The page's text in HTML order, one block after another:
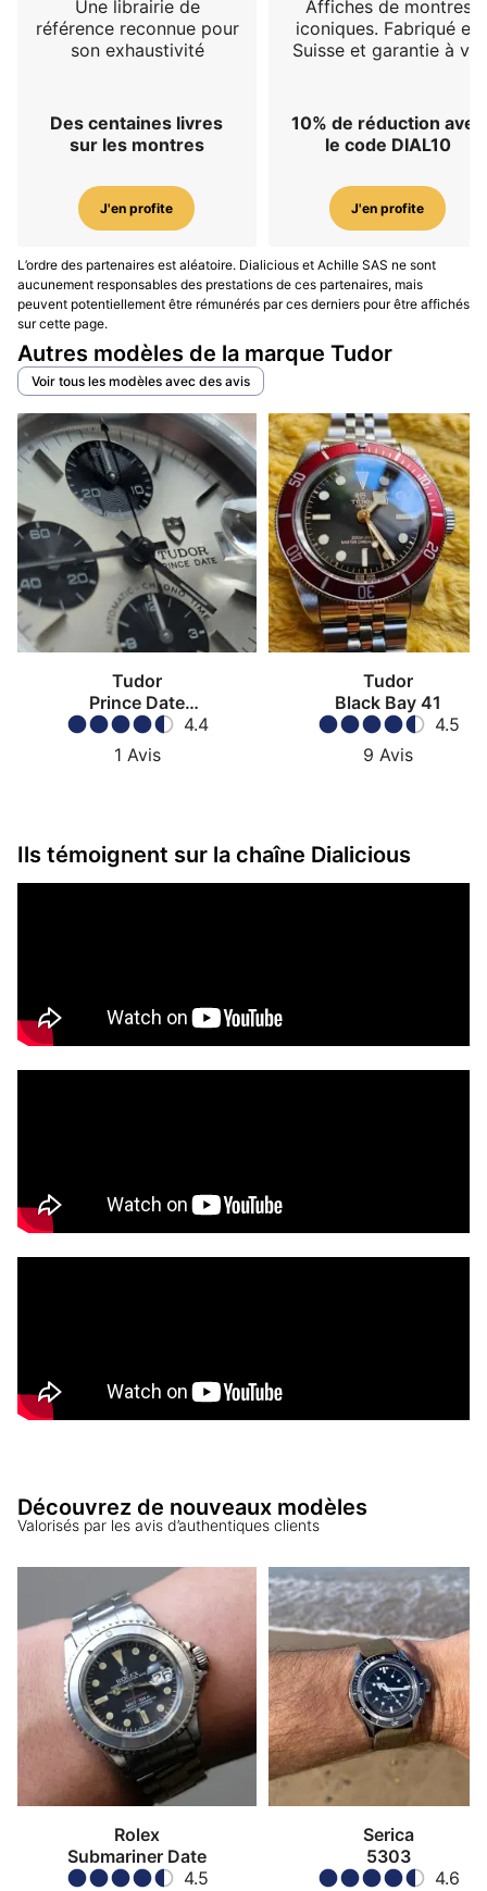
Une librairie de
référence reconnue pour
son exhaustivité
Des centaines livres
sur les montres
J'en profite
Affiches de montres
iconiques. Fabriqué en
Suisse et garantie à vie
10% de réduction avec
le code DIAL10
J'en profite
L’ordre des partenaires est aléatoire. Dialicious et Achille SAS ne sont
aucunement responsables des prestations de ces partenaires, mais
peuvent potentiellement être rémunérés par ces derniers pour être affichés
sur cette page.
Autres modèles de la marque Tudor
Voir tous les modèles avec des avis
Tudor
Prince Date
Chronograph4.4
1 Avis
Tudor
Black Bay 41
4.5
9 Avis
Ils témoignent sur la chaîne Dialicious
Découvrez de nouveaux modèles
Valorisés par les avis d’authentiques clients
Rolex
Submariner Date
4.5
Serica
5303
4.6